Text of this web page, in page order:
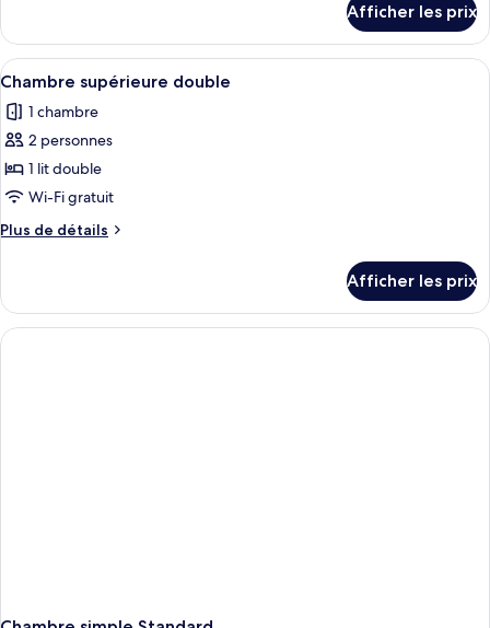
Chambre
triple
familiale
Chambre
triple
familiale
Afficher les prix
Afficher
toutes
les
photos
pour
ce
type
de
Chambre
supérieure
double
Une chambre d’hôtel avec un grand
6
Chambre supérieure double
1 chambre
2 personnes
1 lit double
Wi-Fi gratuit
Plus de détails
Plus
Chambre
supérieure
double
Afficher les prix